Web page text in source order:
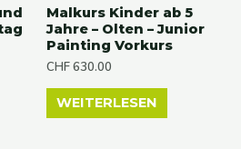
Malkurs Kinder ab 5
Jahre – Olten – Junior
Painting Vorkurs
CHF630.00
WEITERLESEN